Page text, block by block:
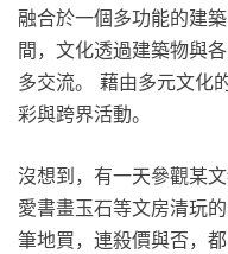
融合於一個多功能的建
間，文化透過建築物與
多交流。 藉由多元文化
彩與跨界活動。
沒想到，有一天參觀某
愛書畫玉石等文房清玩
筆地買，連殺價與否，